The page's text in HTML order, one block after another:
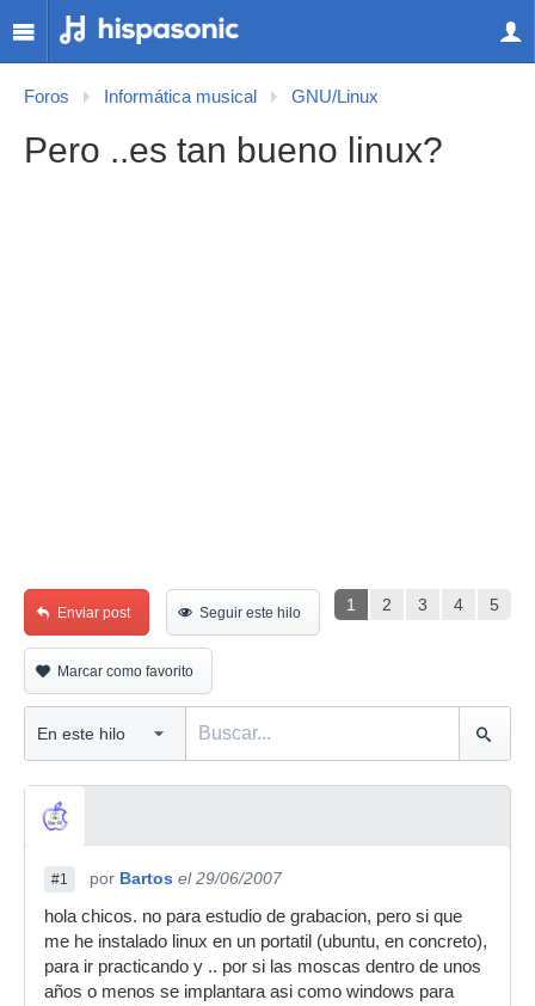
Foros Informática musical GNU/Linux
Pero ..es tan bueno linux?
1 2 3 4 5
Enviar post Seguir este hilo
Marcar como favorito
#1 por Bartos el 29/06/2007
hola chicos. no para estudio de grabacion, pero si que
me he instalado linux en un portatil (ubuntu, en concreto),
para ir practicando y .. por si las moscas dentro de unos
años o menos se implantara asi como windows para